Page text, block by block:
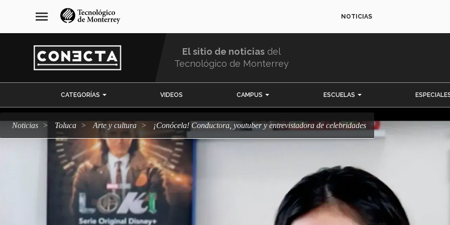
navegación
principal
menu NOTICIAS
El sitio de noticias del
Tecnológico de Monterrey
CATEGORÍAS VIDEOS CAMPUS ESCUELAS
Noticias Toluca arte y cultura ¡Conócela! Conductora, youtuber y entrevistadora de celebridades